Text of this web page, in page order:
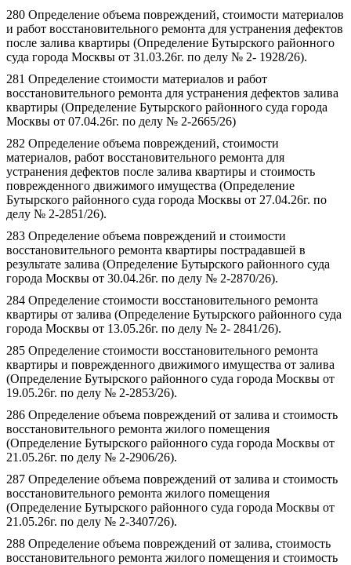
280 Определение объема повреждений, стоимости материалов
и работ восстановительного ремонта для устранения дефектов
после залива квартиры (Определение Бутырского районного
суда города Москвы от 31.03.26г. по делу № 2- 1928/26).
281 Определение стоимости материалов и работ
восстановительного ремонта для устранения дефектов залива
квартиры (Определение Бутырского районного суда города
Москвы от 07.04.26г. по делу № 2-2665/26)
282 Определение объема повреждений, стоимости
материалов, работ восстановительного ремонта для
устранения дефектов после залива квартиры и стоимость
поврежденного движимого имущества (Определение
Бутырского районного суда города Москвы от 27.04.26г. по
делу № 2-2851/26).
283 Определение объема повреждений и стоимости
восстановительного ремонта квартиры пострадавшей в
результате залива (Определение Бутырского районного суда
города Москвы от 30.04.26г. по делу № 2-2870/26).
284 Определение стоимости восстановительного ремонта
квартиры от залива (Определение Бутырского районного суда
города Москвы от 13.05.26г. по делу № 2- 2841/26).
285 Определение стоимости восстановительного ремонта
квартиры и поврежденного движимого имущества от залива
(Определение Бутырского районного суда города Москвы от
19.05.26г. по делу № 2-2853/26).
286 Определение объема повреждений от залива и стоимость
восстановительного ремонта жилого помещения
(Определение Бутырского районного суда города Москвы от
21.05.26г. по делу № 2-2906/26).
287 Определение объема повреждений от залива и стоимость
восстановительного ремонта жилого помещения
(Определение Бутырского районного суда города Москвы от
21.05.26г. по делу № 2-3407/26).
288 Определение объема повреждений от залива, стоимость
восстановительного ремонта жилого помещения и стоимость